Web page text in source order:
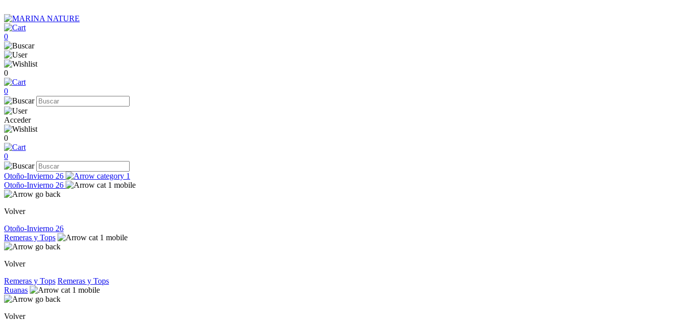
0
0
0
Acceder
0
0
Otoño-Invierno 26
Otoño-Invierno 26
Volver
Otoño-Invierno 26
Remeras y Tops
Volver
Remeras y Tops Remeras y Tops
Ruanas
Volver